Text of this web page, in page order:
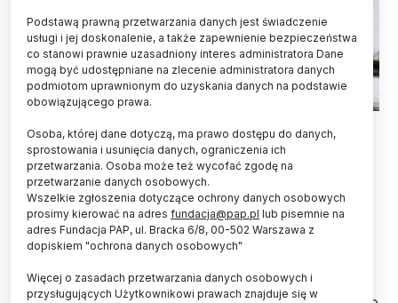
Wraz ze wzrostem wskaźnika masy ciała (BMI)
zmniejsza się średnia długość życia oraz jego
jakość - ostrzega prof. Wojciech Bik z CMPK w
Warszawie. Zaznacza, że dostępne jest
skuteczne leczenie, które może to zmienić.
Według Światowej Organizacji Zdrowia (WHO) z
Podstawą prawną przetwarzania danych jest świadczenie
usługi i jej doskonalenie, a także zapewnienie bezpieczeństwa
co stanowi prawnie uzasadniony interes administratora Dane
mogą być udostępniane na zlecenie administratora danych
podmiotom uprawnionym do uzyskania danych na podstawie
obowiązującego prawa.
Osoba, której dane dotyczą, ma prawo dostępu do danych,
sprostowania i usunięcia danych, ograniczenia ich
przetwarzania. Osoba może też wycofać zgodę na
przetwarzanie danych osobowych.
Wszelkie zgłoszenia dotyczące ochrony danych osobowych
prosimy kierować na adres fundacja@pap.pl lub pisemnie na
adres Fundacja PAP, ul. Bracka 6/8, 00-502 Warszawa z
dopiskiem "ochrona danych osobowych"
Więcej o zasadach przetwarzania danych osobowych i
przysługujących Użytkownikowi prawach znajduje się w